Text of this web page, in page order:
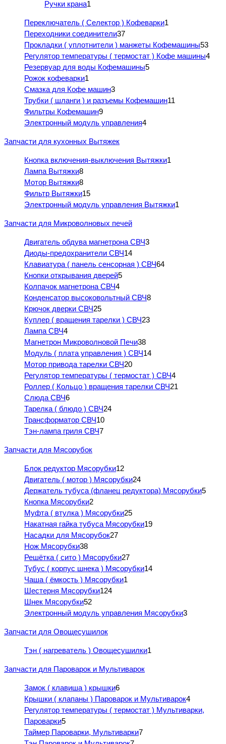
Ручки крана1
Переключатель ( Селектор ) Кофеварки1
Переходники соединители37
Прокладки ( уплотнители ) манжеты Кофемашины53
Регулятор температуры ( термостат ) Кофе машины4
Резервуар для воды Кофемашины5
Рожок кофеварки1
Смазка для Кофе машин3
Трубки ( шланги ) и разъемы Кофемашин11
Фильтры Кофемашин9
Электронный модуль управления4
Запчасти для кухонных Вытяжек
Кнопка включения-выключения Вытяжки1
Лампа Вытяжки8
Мотор Вытяжки8
Фильтр Вытяжки15
Электронный модуль управления Вытяжки1
Запчасти для Микроволновых печей
Двигатель обдува магнетрона СВЧ3
Диоды-предохранители СВЧ14
Клавиатура ( панель сенсорная ) СВЧ64
Кнопки открывания дверей5
Колпачок магнетрона СВЧ4
Конденсатор высоковольтный СВЧ8
Крючок дверки СВЧ25
Куплер ( вращения тарелки ) СВЧ23
Лампа СВЧ4
Магнетрон Микроволновой Печи38
Модуль ( плата управления ) СВЧ14
Мотор привода тарелки СВЧ20
Регулятор температуры ( термостат ) СВЧ4
Роллер ( Кольцо ) вращения тарелки СВЧ21
Слюда СВЧ6
Тарелка ( блюдо ) СВЧ24
Трансформатор СВЧ10
Тэн-лампа гриля СВЧ7
Запчасти для Мясорубок
Блок редуктор Мясорубки12
Двигатель ( мотор ) Мясорубки24
Держатель тубуса (фланец редуктора) Мясорубки5
Кнопка Мясорубки2
Муфта ( втулка ) Мясорубки25
Накатная гайка тубуса Мясорубки19
Насадки для Мясорубок27
Нож Мясорубки38
Решётка ( сито ) Мясорубки27
Тубус ( корпус шнека ) Мясорубки14
Чаша ( ёмкость ) Мясорубки1
Шестерня Мясорубки124
Шнек Мясорубки52
Электронный модуль управления Мясорубки3
Запчасти для Овощесушилок
Тэн ( нагреватель ) Овощесушилки1
Запчасти для Пароварок и Мультиварок
Замок ( клавиша ) крышки6
Крышки ( клапаны ) Пароварок и Мультиварок4
Регулятор температуры ( термостат ) Мультиварки,
Пароварки5
Таймер Пароварки, Мультиварки7